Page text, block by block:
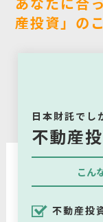
産投資」の
日本財託でし
不動産
こん
不動産投